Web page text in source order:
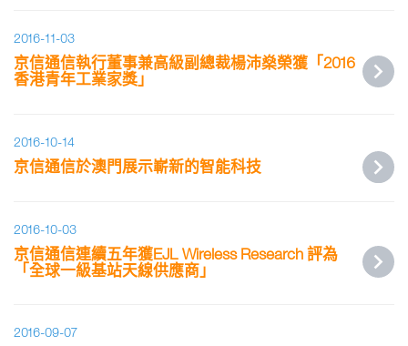
2016-11-03
京信通信執行董事兼高級副總裁楊沛燊榮獲「2016
香港青年工業家獎」
2016-10-14
京信通信於澳門展示嶄新的智能科技
2016-10-03
京信通信連續五年獲EJL Wireless Research 評為
「全球一級基站天線供應商」
2016-09-07